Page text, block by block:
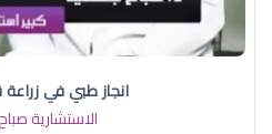
انجاز طبي في زراعة
الاستشارية